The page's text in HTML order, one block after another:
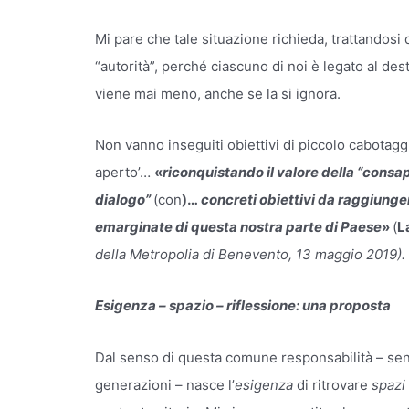
Mi pare che tale situazione richieda,
“autorità”, perché ciascuno di noi è legato al
viene mai meno, anche se la si ignora.
Non vanno inseguiti obiettivi di piccolo
aperto’… «riconquistandoil valore della
dialogo”(con)… concreti obiettivi da
emarginate di questa nostra parte di Paese» (
della Metropolia di Benevento, 13 maggio 2019).
Esigenza – spazio – riflessione: una proposta
Dal senso di questa comune responsabilità –
generazioni – nasce l’esigenza di ritrovare spazi